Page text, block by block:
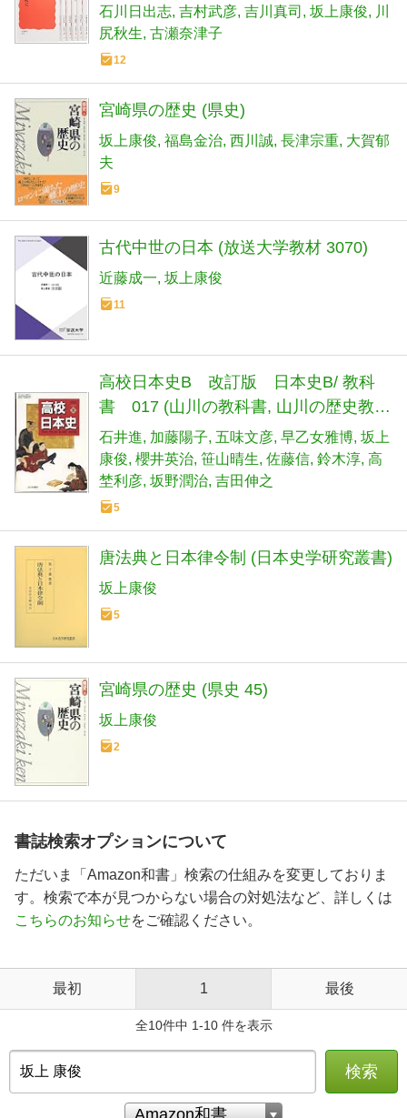
石川日出志 吉村武彦 吉川真司 坂上康俊
川
尻秋生 古瀬奈津子
12
宮崎県の歴史 (県史)
坂上康俊 福島金治 西川誠 長津宗重 大賀郁
夫
9
古代中世の日本 (放送大学教材 3070)
近藤成一 坂上康俊
11
高校日本史B 改訂版 日本史B/ 教科
書 017 (山川の教科書, 山川の歴史教科
書)
石井進 加藤陽子 五味文彦 早乙女雅博 坂上
康俊 櫻井英治 笹山晴生 佐藤信 鈴木淳 高
埜利彦 坂野潤治 吉田伸之
5
唐法典と日本律令制 (日本史学研究叢書)
坂上康俊
5
宮崎県の歴史 (県史 45)
坂上康俊
2
書誌検索オプションについて
ただいま「Amazon和書」検索の仕組みを変更しておりま
す。検索で本が見つからない場合の対処法など、詳しくは
こちらのお知らせをご確認ください。
最初 1 最後
全10件中 1-10 件を表示
検索